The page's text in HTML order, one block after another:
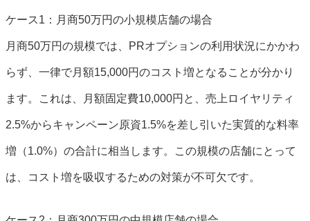
ケース1：月商50万円の小規模店舗の場合
月商50万円の規模では、PRオプションの利用状況にかかわ
らず、一律で月額15,000円のコスト増となることが分かり
ます。これは、月額固定費10,000円と、売上ロイヤリティ
2.5%からキャンペーン原資1.5%を差し引いた実質的な料率
増（1.0%）の合計に相当します。この規模の店舗にとって
は、コスト増を吸収するための対策が不可欠です。